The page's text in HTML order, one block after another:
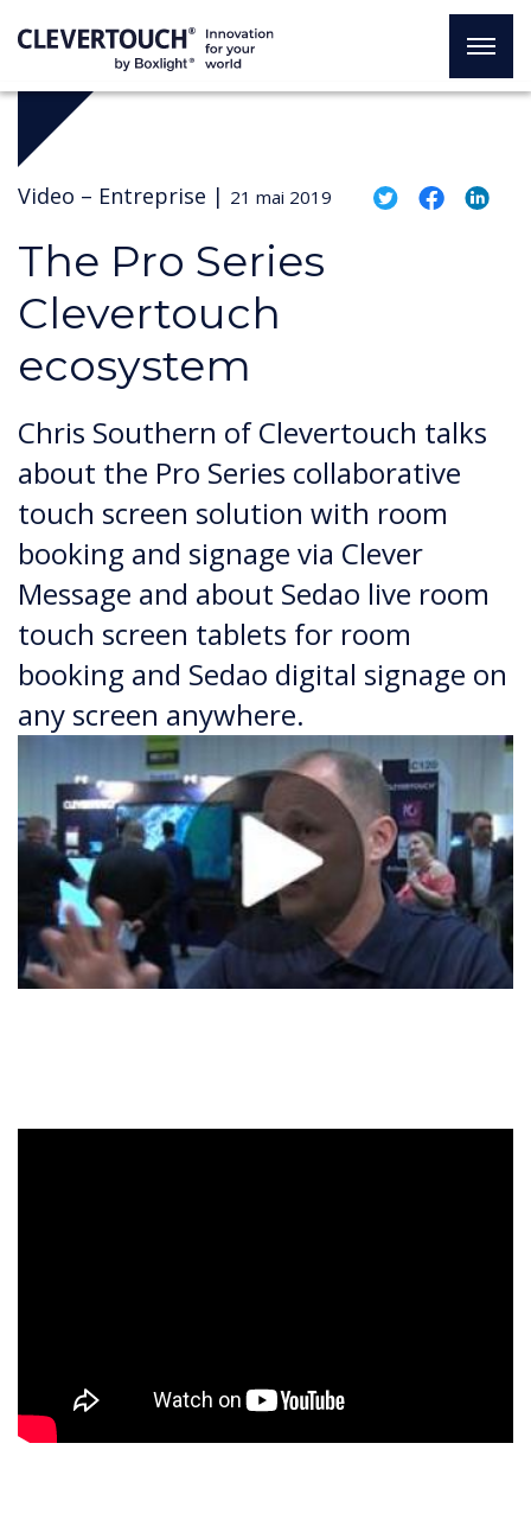
Video – Entreprise | 21 mai 2019
The Pro Series
Clevertouch
ecosystem
Chris Southern of Clevertouch talks
about the Pro Series collaborative
touch screen solution with room
booking and signage via Clever
Message and about Sedao live room
touch screen tablets for room
booking and Sedao digital signage on
any screen anywhere.